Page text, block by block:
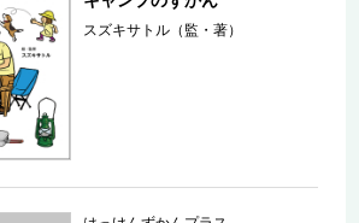
スズキサトル（監・著）